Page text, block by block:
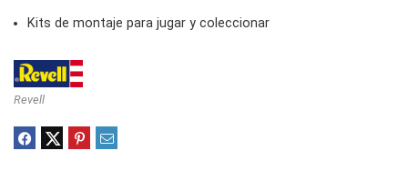
Kits de montaje para jugar y coleccionar
Revell